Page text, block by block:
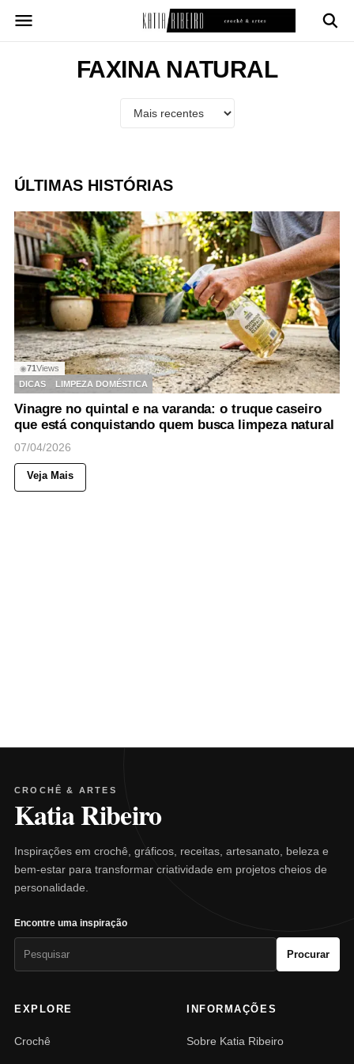
para
FAXINA NATURAL
ÚLTIMAS HISTÓRIAS
◉71 Views
DICAS
LIMPEZA DOMÉSTICA
Vinagre no quintal e na varanda: o truque caseiro
que está conquistando quem busca limpeza natural
07/04/2026
Veja Mais
CROCHÊ & ARTES
Katia Ribeiro
Inspirações em crochê, gráficos, receitas, artesanato, beleza e
bem-estar para transformar criatividade em projetos cheios de
personalidade.
Encontre uma inspiração
Procurar
EXPLORE
Crochê
INFORMAÇÕES
Sobre Katia Ribeiro